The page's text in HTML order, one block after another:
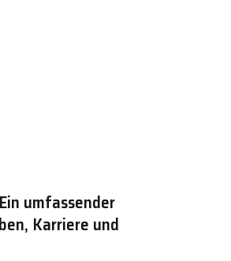
umfassender
Karriere und